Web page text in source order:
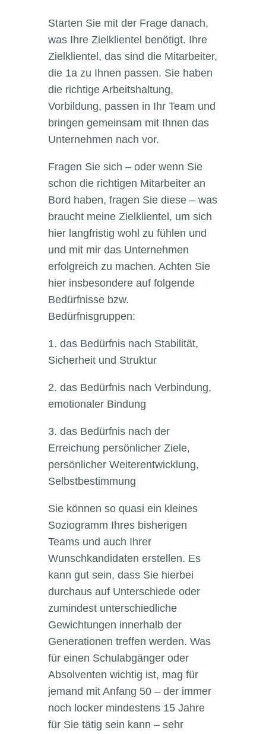
Starten Sie mit der Frage danach,
was Ihre Zielklientel benötigt. Ihre
Zielklientel, das sind die Mitarbeiter,
die 1a zu Ihnen passen. Sie haben
die richtige Arbeitshaltung,
Vorbildung, passen in Ihr Team und
bringen gemeinsam mit Ihnen das
Unternehmen nach vor.
Fragen Sie sich – oder wenn Sie
schon die richtigen Mitarbeiter an
Bord haben, fragen Sie diese – was
braucht meine Zielklientel, um sich
hier langfristig wohl zu fühlen und
und mit mir das Unternehmen
erfolgreich zu machen. Achten Sie
hier insbesondere auf folgende
Bedürfnisse bzw.
Bedürfnisgruppen:
1. das Bedürfnis nach Stabilität,
Sicherheit und Struktur
2. das Bedürfnis nach Verbindung,
emotionaler Bindung
3. das Bedürfnis nach der
Erreichung persönlicher Ziele,
persönlicher Weiterentwicklung,
Selbstbestimmung
Sie können so quasi ein kleines
Soziogramm Ihres bisherigen
Teams und auch Ihrer
Wunschkandidaten erstellen. Es
kann gut sein, dass Sie hierbei
durchaus auf Unterschiede oder
zumindest unterschiedliche
Gewichtungen innerhalb der
Generationen treffen werden. Was
für einen Schulabgänger oder
Absolventen wichtig ist, mag für
jemand mit Anfang 50 – der immer
noch locker mindestens 15 Jahre
für Sie tätig sein kann – sehr